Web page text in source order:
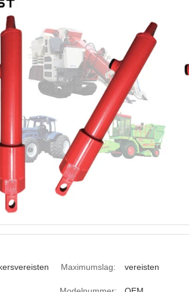
Maximumslag: vereisten